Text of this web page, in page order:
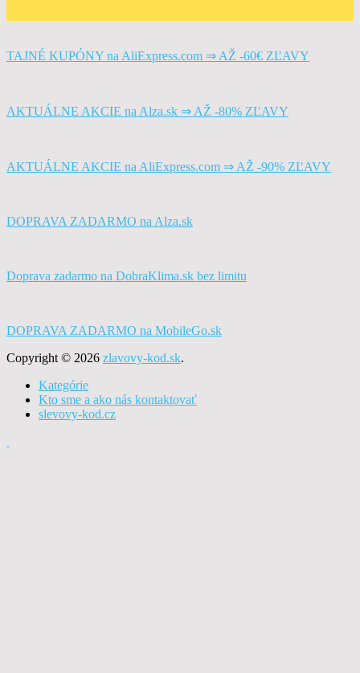
TAJNÉ KUPÓNY na AliExpress.com ⇒ AŽ -60€ ZĽAVY
AKTUÁLNE AKCIE na Alza.sk ⇒ AŽ -80% ZĽAVY
AKTUÁLNE AKCIE na AliExpress.com ⇒ AŽ -90% ZĽAVY
DOPRAVA ZADARMO na Alza.sk
Doprava zadarmo na DobraKlima.sk bez limitu
DOPRAVA ZADARMO na MobileGo.sk
Copyright © 2026 zlavovy-kod.sk.
Kategórie
Kto sme a ako nás kontaktovať
slevovy-kod.cz